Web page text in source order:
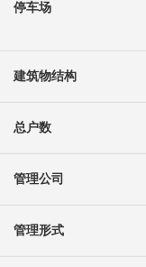
停车场
建筑物结构
总户数
管理公司
管理形式